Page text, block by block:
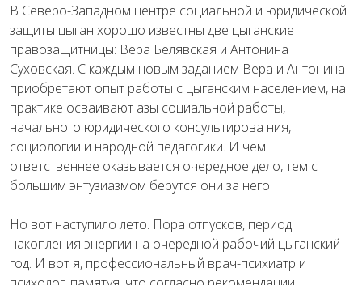
В Северо-Западном центре социальной и юридической
защиты цыган хорошо известны две цыганские
правозащитницы: Вера Белявская и Антонина
Суховская. С каждым новым заданием Вера и Антонина
приобретают опыт работы с цыганским населением, на
практике осваивают азы социальной работы,
начального юридического консультирова ния,
социологии и народной педагогики. И чем
ответственнее оказывается очередное дело, тем с
большим энтузиазмом берутся они за него.
Но вот наступило лето. Пора отпусков, период
накопления энергии на очередной рабочий цыганский
год. И вот я, профессиональный врач-психиатр и